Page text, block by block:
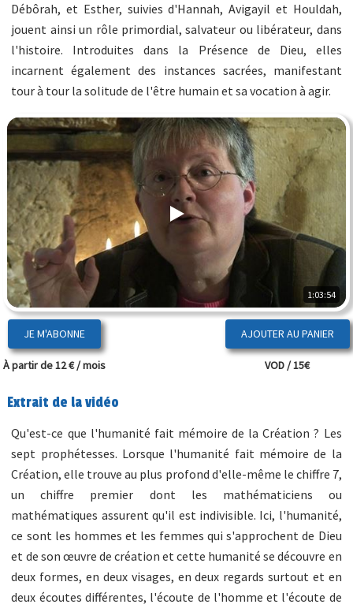
Débôrah, et Esther, suivies d'Hannah, Avigayil et Houldah,
jouent ainsi un rôle primordial, salvateur ou libérateur, dans
l'histoire. Introduites dans la Présence de Dieu, elles
incarnent également des instances sacrées, manifestant
tour à tour la solitude de l'être humain et sa vocation à agir.
1:03:54
JE M'ABONNE
À partir de 12 € / mois VOD / 15€
Extrait de la vidéo
Qu'est-ce que l'humanité fait mémoire de la Création ? Les
sept prophétesses. Lorsque l'humanité fait mémoire de la
Création, elle trouve au plus profond d'elle-même le chiffre 7,
un chiffre premier dont les mathématiciens ou
mathématiques assurent qu'il est indivisible. Ici, l'humanité,
ce sont les hommes et les femmes qui s'approchent de Dieu
et de son œuvre de création et cette humanité se découvre en
deux formes, en deux visages, en deux regards surtout et en
deux écoutes différentes, l'écoute de l'homme et l'écoute de